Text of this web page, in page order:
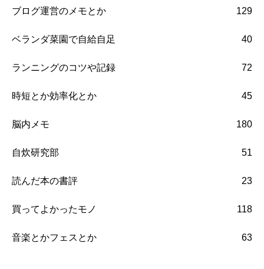
ブログ運営のメモとか 129
ベランダ菜園で自給自足 40
ランニングのコツや記録 72
時短とか効率化とか 45
脳内メモ 180
自炊研究部 51
読んだ本の書評 23
買ってよかったモノ 118
音楽とかフェスとか 63